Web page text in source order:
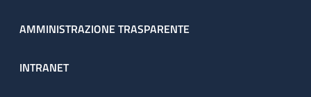
AMMINISTRAZIONE TRASPARENTE
INTRANET